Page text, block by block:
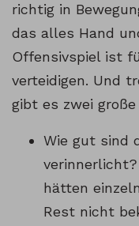
richtig in
das alles Hand
Offensivspiel ist
verteidigen. Und
gibt es zwei große
Wie gut sind
hätten
Rest nicht